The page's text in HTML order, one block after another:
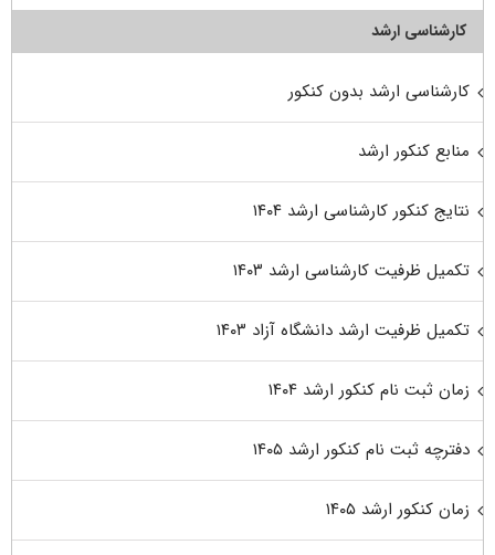
کارشناسی ارشد
کارشناسی ارشد بدون کنکور
منابع کنکور ارشد
نتایج کنکور کارشناسی ارشد ۱۴۰۴
تکمیل ظرفیت کارشناسی ارشد ۱۴۰۳
تکمیل ظرفیت ارشد دانشگاه آزاد ۱۴۰۳
زمان ثبت نام کنکور ارشد ۱۴۰۴
دفترچه ثبت نام کنکور ارشد ۱۴۰۵
زمان کنکور ارشد ۱۴۰۵